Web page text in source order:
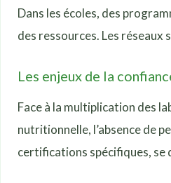
Dans les écoles, des
des ressources. Les
Les enjeux de la
Face à la multiplication des
nutritionnelle, l’absence de
certifications spécifiques, se